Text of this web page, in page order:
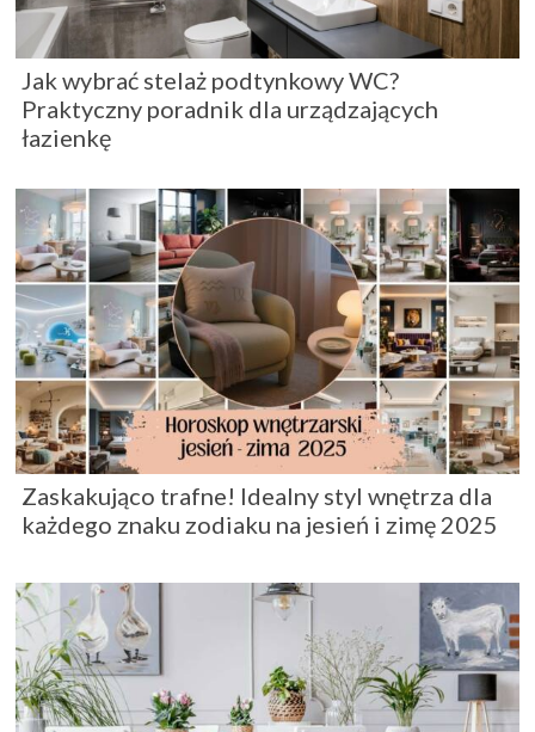
Jak wybrać stelaż podtynkowy WC?
Praktyczny poradnik dla urządzających
łazienkę
Zaskakująco trafne! Idealny styl wnętrza dla
każdego znaku zodiaku na jesień i zimę 2025